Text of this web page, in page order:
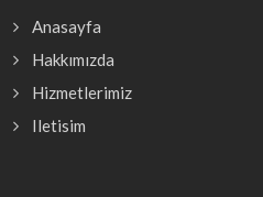
Anasayfa
Hakkımızda
Hizmetlerimiz
Iletisim